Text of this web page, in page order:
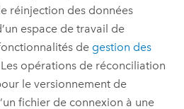
réinjection des données
espace de travail de
de gestion des
opérations de réconciliation
le versionnement de
fichier de connexion à une